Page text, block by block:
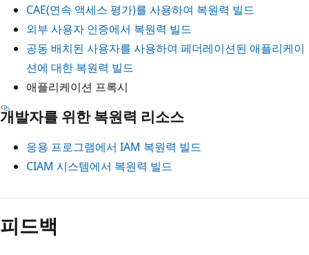
CAE(연속 액세스 평가)를 사용하여 복원력 빌드
외부 사용자 인증에서 복원력 빌드
공동 배치된 사용자를 사용하여 페더레이션된 애플리케이
션에 대한 복원력 빌드
애플리케이션 프록시
개발자를 위한 복원력 리소스
응용 프로그램에서 IAM 복원력 빌드
CIAM 시스템에서 복원력 빌드
피드백